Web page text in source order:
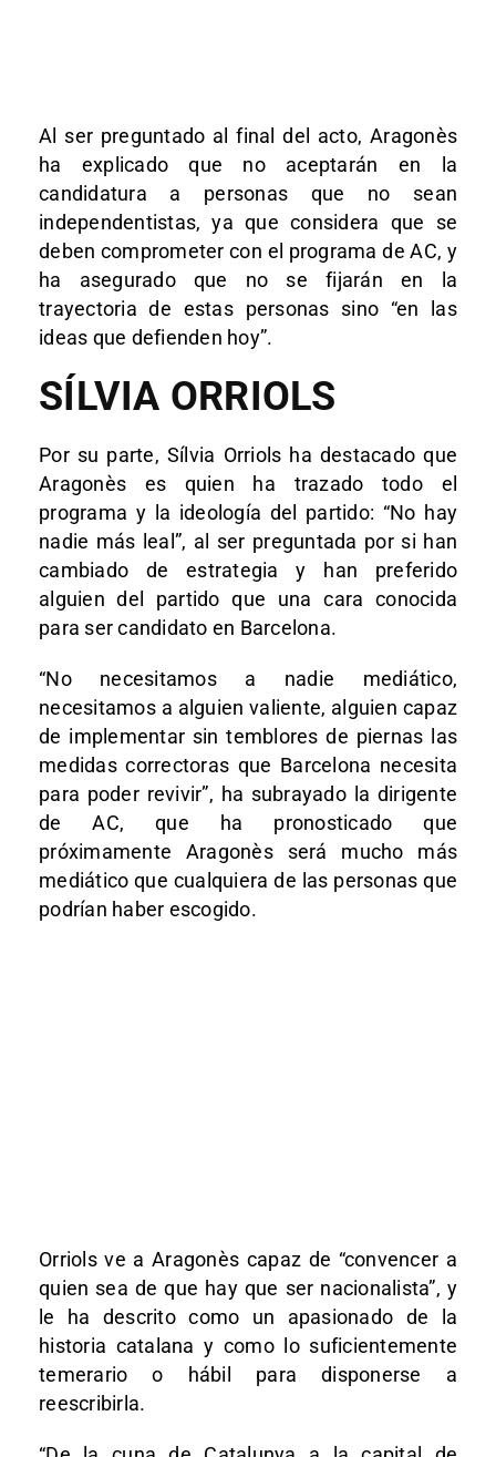
Al ser preguntado al final del acto, Aragonès
ha explicado que no aceptarán en la
candidatura a personas que no sean
independentistas, ya que considera que se
deben comprometer con el programa de AC, y
ha asegurado que no se fijarán en la
trayectoria de estas personas sino “en las
ideas que defienden hoy”.
SÍLVIA ORRIOLS
Por su parte, Sílvia Orriols ha destacado que
Aragonès es quien ha trazado todo el
programa y la ideología del partido: “No hay
nadie más leal”, al ser preguntada por si han
cambiado de estrategia y han preferido
alguien del partido que una cara conocida
para ser candidato en Barcelona.
“No necesitamos a nadie mediático,
necesitamos a alguien valiente, alguien capaz
de implementar sin temblores de piernas las
medidas correctoras que Barcelona necesita
para poder revivir”, ha subrayado la dirigente
de AC, que ha pronosticado que
próximamente Aragonès será mucho más
mediático que cualquiera de las personas que
podrían haber escogido.
Orriols ve a Aragonès capaz de “convencer a
quien sea de que hay que ser nacionalista”, y
le ha descrito como un apasionado de la
historia catalana y como lo suficientemente
temerario o hábil para disponerse a
reescribirla.